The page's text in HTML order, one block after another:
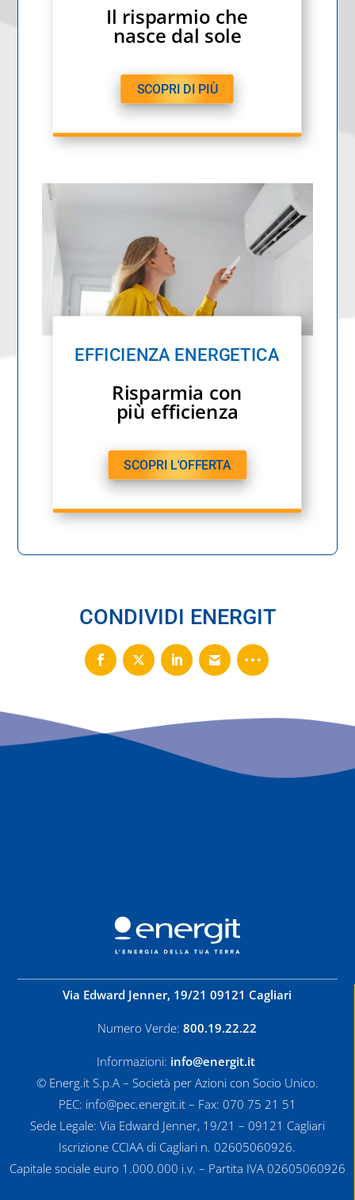
Il risparmio che
nasce dal sole
SCOPRI DI PIÙ
EFFICIENZA ENERGETICA
Risparmia con
più efficienza
SCOPRI L'OFFERTA
CONDIVIDI ENERGIT
Via Edward Jenner, 19/21 09121 Cagliari
Numero Verde: 800.19.22.22
Informazioni: info@energit.it
© Energ.it S.p.A – Società per Azioni con Socio Unico.
PEC: info@pec.energit.it – Fax: 070 75 21 51
Sede Legale: Via Edward Jenner, 19/21 – 09121 Cagliari
Iscrizione CCIAA di Cagliari n. 02605060926.
Capitale sociale euro 1.000.000 i.v. – Partita IVA 02605060926